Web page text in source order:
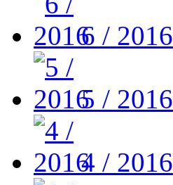
6 / 2016
5 / 2016
4 / 2016